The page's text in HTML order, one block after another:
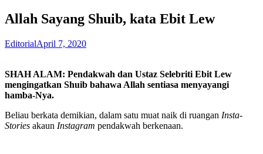
Allah Sayang Shuib, kata Ebit Lew
EditorialApril 7, 2020
SHAH ALAM: Pendakwah dan Ustaz Selebriti Ebit Lew
mengingatkan Shuib bahawa Allah sentiasa menyayangi
hamba-Nya.
Beliau berkata demikian, dalam satu muat naik di ruangan Insta-
Stories akaun Instagram pendakwah berkenaan.